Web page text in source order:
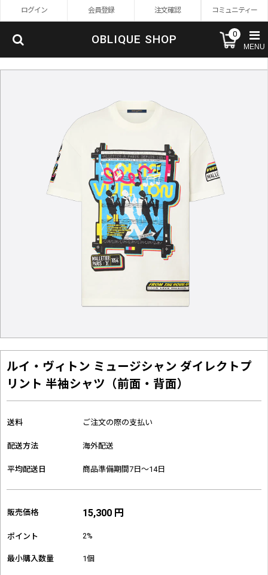
ログイン 会員登録 注文確認 コミュニティー
OBLIQUE SHOP 0
MENU
ルイ・ヴィトン ミュージシャン ダイレクトプ
リント 半袖シャツ（前面・背面）
送料 ご注文の際の支払い
配送方法 海外配送
平均配送日 商品準備期間7日～14日
販売価格 15,300 円
ポイント 2%
最小購入数量 1個